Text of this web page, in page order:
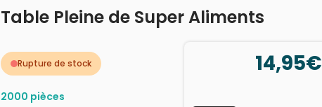
Table Pleine de Super Aliments
Rupture de stock
2000 pièces
14,95€